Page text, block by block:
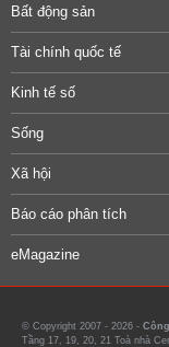
Bất động sản
Tài chính quốc tế
Kinh tế số
Sống
Xã hội
Báo cáo phân tích
eMagazine
© Copyright 2007 - 2026 -
Tầng 17, 19, 20, 21 Toà nhà